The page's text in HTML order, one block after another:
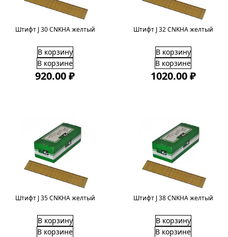
Штифт J 30 CNKHA желтый
В корзину
В корзине
920.00 ₽
Штифт J 32 CNKHA желтый
В корзину
В корзине
1020.00 ₽
Штифт J 35 CNKHA желтый
В корзину
В корзине
Штифт J 38 CNKHA желтый
В корзину
В корзине